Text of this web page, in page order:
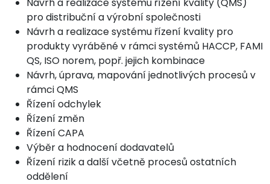
pro distribuční a výrobní společnosti
Návrh a realizace systému řízení kvality pro
produkty vyráběné v rámci systémů HACCP, FAMI
QS, ISO norem, popř. jejich kombinace
Návrh, úprava, mapování jednotlivých procesů v
rámci QMS
Řízení odchylek
Řízení změn
Řízení CAPA
Výběr a hodnocení dodavatelů
Řízení rizik a další včetně procesů ostatních
oddělení